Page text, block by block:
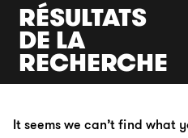
RÉSULTATS
DE LA
RECHERCHE
It seems we can’t find what